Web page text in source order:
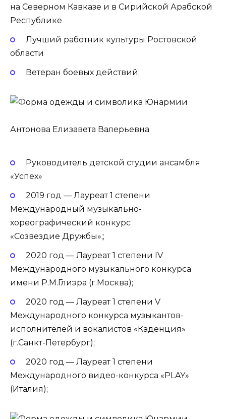
на Северном Кавказе и в Сирийской Арабской
Республике
Лучший работник культуры Ростовской
области
Ветеран боевых действий;
Антонова Елизавета Валерьевна
Руководитель детской студии ансамбля
«Успех»
2019 год — Лауреат 1 степени
Международный музыкально-
хореографический конкурс
«Созвездие Дружбы»;;
2020 год — Лауреат 1 степени IV
Международного музыкального конкурса
имени Р.М.Глиэра (г.Москва);
2020 год — Лауреат 1 степени V
Международного конкурса музыкантов-
исполнителей и вокалистов «Каденция»
(г.Санкт-Петербург);
2020 год — Лауреат 1 степени
Международного видео-конкурса «PLAY»
(Италия);